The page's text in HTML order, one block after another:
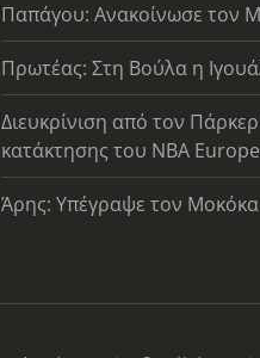
Παπάγου: Ανακοίνωσε τον
Πρωτέας: Στη Βούλα η
Διευκρίνιση από τον
κατάκτησης του ΝΒΑ
Άρης: Υπέγραψε τον